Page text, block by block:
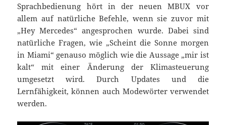
Sprachbedienung hört in der neuen MBUX vor
allem auf natürliche Befehle, wenn sie zuvor mit
„Hey Mercedes“ angesprochen wurde. Dabei sind
natürliche Fragen, wie „Scheint die Sonne morgen
in Miami“ genauso möglich wie die Aussage „mir ist
kalt“ mit einer Änderung der Klimasteuerung
umgesetzt wird. Durch Updates und die
Lernfähigkeit, können auch Modewörter verwendet
werden.